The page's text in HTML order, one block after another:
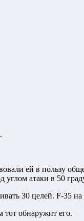
ей в пользу
углом атаки в 50
30 целей. F-35 на
тот обнаружит его.